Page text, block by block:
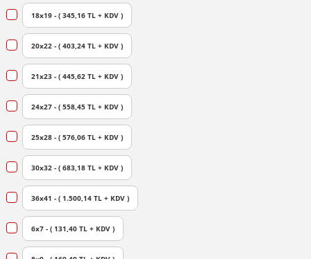
18x19 - ( 345,16 TL + KDV )
20x22 - ( 403,24 TL + KDV )
21x23 - ( 445,62 TL + KDV )
24x27 - ( 558,45 TL + KDV )
25x28 - ( 576,06 TL + KDV )
30x32 - ( 683,18 TL + KDV )
36x41 - ( 1.500,14 TL + KDV )
6x7 - ( 131,40 TL + KDV )